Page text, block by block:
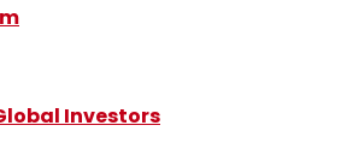
Investors